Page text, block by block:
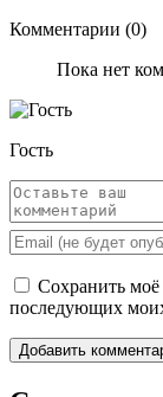
Комментарии (0)
Пока нет
Гость
Сохранить моё
последующих